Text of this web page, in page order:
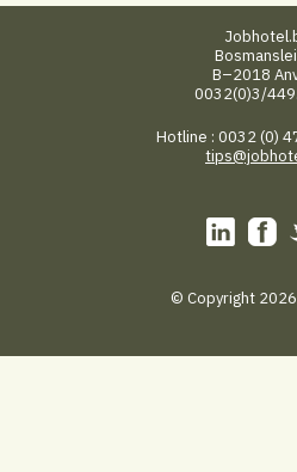
B–2018
0032(0)3/
Hotline : 0032 (0)
© Copyright